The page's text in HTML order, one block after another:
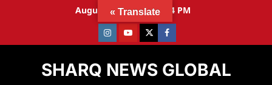
August 9, 2026 1:01:35 PM
Facebook
Twitter
Youtube
Instagram
SHARQ NEWS GLOBAL
Translate »